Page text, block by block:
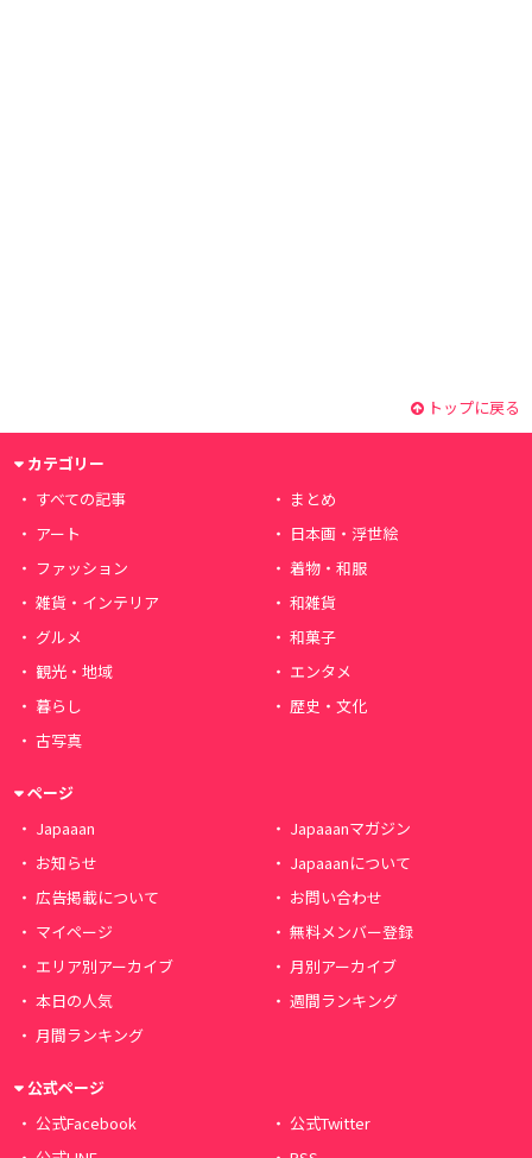
トップに戻る
カテゴリー
すべての記事
まとめ
アート
日本画・浮世絵
ファッション
着物・和服
雑貨・インテリア
和雑貨
グルメ
和菓子
観光・地域
エンタメ
暮らし
歴史・文化
古写真
ページ
Japaaan
Japaaanマガジン
お知らせ
Japaaanについて
広告掲載について
お問い合わせ
マイページ
無料メンバー登録
エリア別アーカイブ
月別アーカイブ
本日の人気
週間ランキング
月間ランキング
公式ページ
公式Facebook
公式Twitter